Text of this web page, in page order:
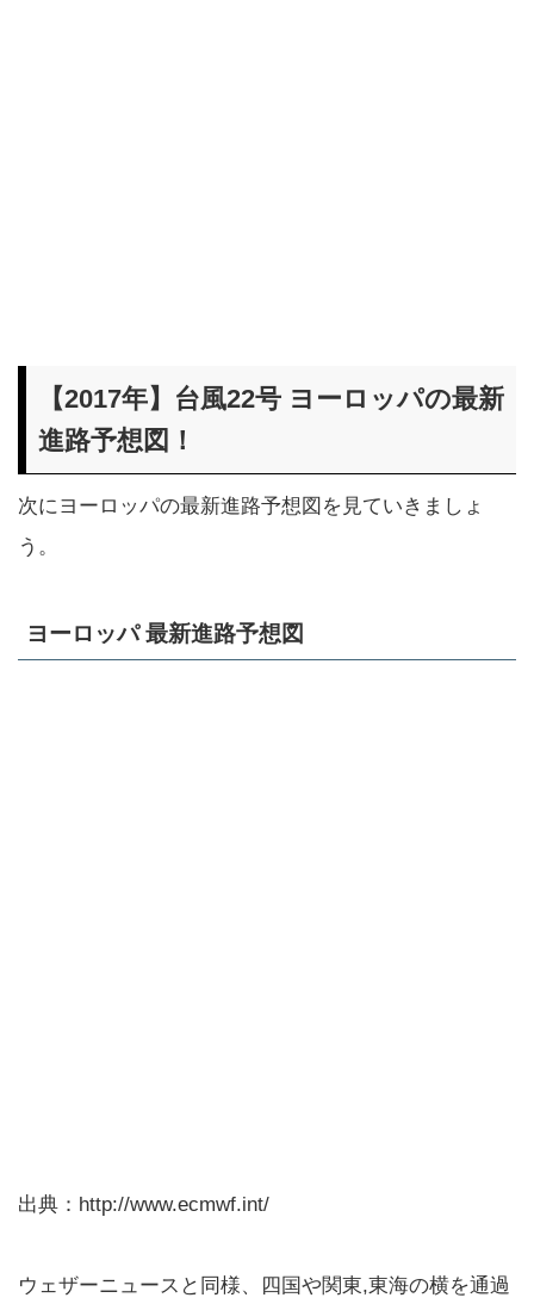
【2017年】台風22号 ヨーロッパの最新
進路予想図！
次にヨーロッパの最新進路予想図を見ていきましょ
う。
ヨーロッパ 最新進路予想図
ようになる可能性が高いでしょう。
日本列島へ直撃はしないかもしれませんが接近は十分